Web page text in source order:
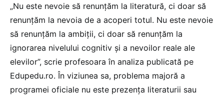
„Nu este nevoie să renunțăm la literatură, ci doar să
renunțăm la nevoia de a acoperi totul. Nu este nevoie
să renunțăm la ambiții, ci doar să renunțăm la
ignorarea nivelului cognitiv și a nevoilor reale ale
elevilor”, scrie profesoara în analiza publicată pe
Edupedu.ro. În viziunea sa, problema majoră a
programei oficiale nu este prezența literaturii sau